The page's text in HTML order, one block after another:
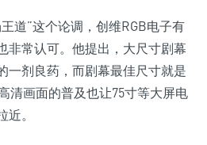
道”这个论调，创维RGB电子有
非常认可。他提出，大尺寸剧幕
一剂良药，而剧幕最佳尺寸就是
清画面的普及也让75寸等大屏电
。